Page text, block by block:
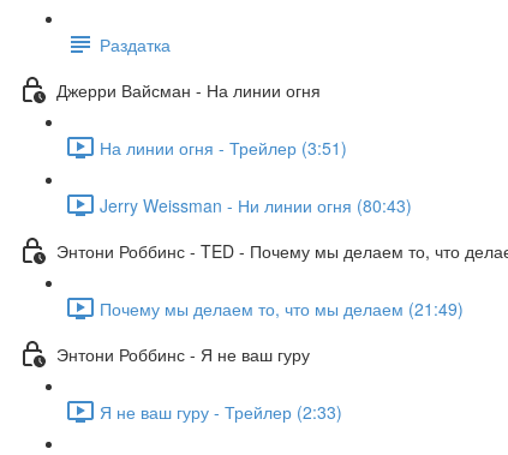
Раздатка
Джерри Вайсман - На линии огня
На линии огня - Трейлер (3:51)
Jerry Weissman - Ни линии огня (80:43)
Энтони Роббинс - TED - Почему мы делаем то, что
Почему мы делаем то, что мы делаем (21:49)
Энтони Роббинс - Я не ваш гуру
Я не ваш гуру - Трейлер (2:33)